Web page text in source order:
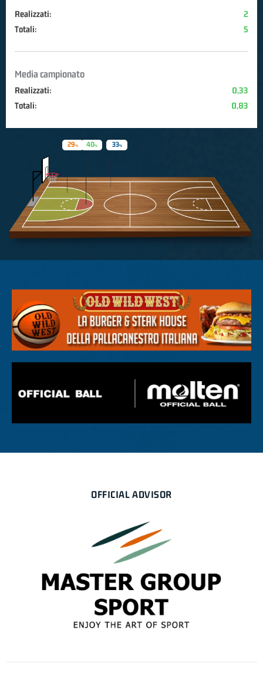
Realizzati:
2
Totali:
5
Media campionato
Realizzati:
0,33
Totali:
0,83
40
29 33
OFFICIAL ADVISOR